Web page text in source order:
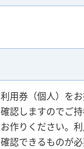
用券（個人）を
認しますのでご
作りください。
認できるものが